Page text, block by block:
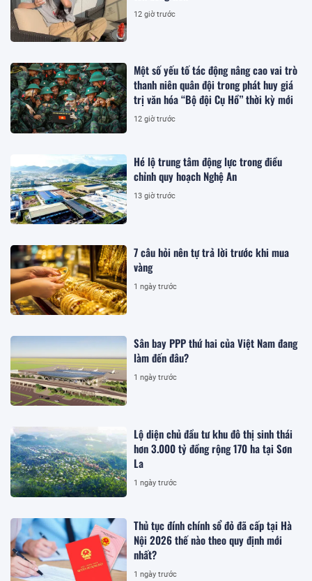
12 giờ trước
Một số yếu tố tác động nâng cao vai trò
thanh niên quân đội trong phát huy giá
trị văn hóa “Bộ đội Cụ Hồ” thời kỳ mới
12 giờ trước
Hé lộ trung tâm động lực trong điều
chỉnh quy hoạch Nghệ An
13 giờ trước
7 câu hỏi nên tự trả lời trước khi mua
vàng
1 ngày trước
Sân bay PPP thứ hai của Việt Nam đang
làm đến đâu?
1 ngày trước
Lộ diện chủ đầu tư khu đô thị sinh thái
hơn 3.000 tỷ đồng rộng 170 ha tại Sơn
La
1 ngày trước
Thủ tục đính chính sổ đỏ đã cấp tại Hà
Nội 2026 thế nào theo quy định mới
nhất?
1 ngày trước